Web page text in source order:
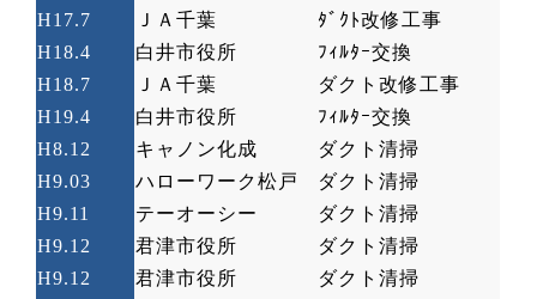
H17.7
ＪＡ千葉
ﾀﾞｸﾄ改修工事
H18.4
白井市役所
ﾌｨﾙﾀｰ交換
H18.7
ＪＡ千葉
ダクト改修工事
H19.4
白井市役所
ﾌｨﾙﾀｰ交換
H8.12
キャノン化成
ダクト清掃
H9.03
ハローワーク松戸
ダクト清掃
H9.11
テーオーシー
ダクト清掃
H9.12
君津市役所
ダクト清掃
H9.12
君津市役所
ダクト清掃